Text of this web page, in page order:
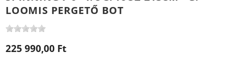
LOOMIS PERGETŐ BOT
225 990,00 Ft